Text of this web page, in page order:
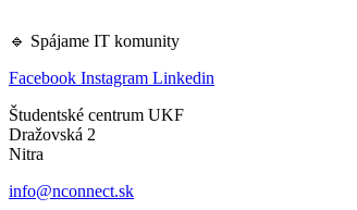
🔹 Spájame IT komunity
Facebook Instagram Linkedin
Študentské centrum UKF
Dražovská 2
Nitra
info@nconnect.sk